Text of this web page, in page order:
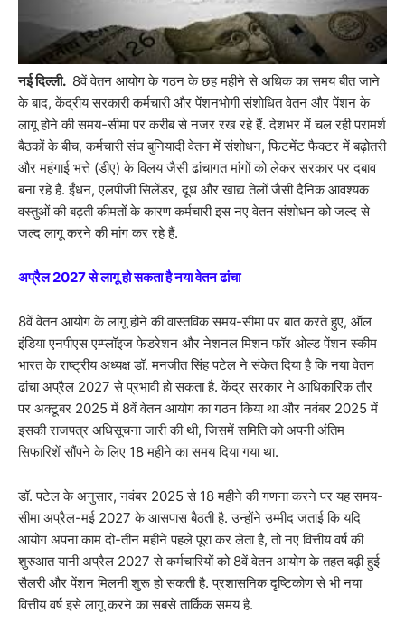
नई दिल्ली. 8वें वेतन आयोग के गठन के छह महीने से अधिक का समय बीत जाने
के बाद, केंद्रीय सरकारी कर्मचारी और पेंशनभोगी संशोधित वेतन और पेंशन के
लागू होने की समय-सीमा पर करीब से नजर रख रहे हैं. देशभर में चल रही परामर्श
बैठकों के बीच, कर्मचारी संघ बुनियादी वेतन में संशोधन, फिटमेंट फैक्टर में बढ़ोतरी
और महंगाई भत्ते (डीए) के विलय जैसी ढांचागत मांगों को लेकर सरकार पर दबाव
बना रहे हैं. ईंधन, एलपीजी सिलेंडर, दूध और खाद्य तेलों जैसी दैनिक आवश्यक
वस्तुओं की बढ़ती कीमतों के कारण कर्मचारी इस नए वेतन संशोधन को जल्द से
जल्द लागू करने की मांग कर रहे हैं.
अप्रैल 2027 से लागू हो सकता है नया वेतन ढांचा
8वें वेतन आयोग के लागू होने की वास्तविक समय-सीमा पर बात करते हुए, ऑल
इंडिया एनपीएस एम्प्लॉइज फेडरेशन और नेशनल मिशन फॉर ओल्ड पेंशन स्कीम
भारत के राष्ट्रीय अध्यक्ष डॉ. मनजीत सिंह पटेल ने संकेत दिया है कि नया वेतन
ढांचा अप्रैल 2027 से प्रभावी हो सकता है. केंद्र सरकार ने आधिकारिक तौर
पर अक्टूबर 2025 में 8वें वेतन आयोग का गठन किया था और नवंबर 2025 में
इसकी राजपत्र अधिसूचना जारी की थी, जिसमें समिति को अपनी अंतिम
सिफारिशें सौंपने के लिए 18 महीने का समय दिया गया था.
डॉ. पटेल के अनुसार, नवंबर 2025 से 18 महीने की गणना करने पर यह समय-
सीमा अप्रैल-मई 2027 के आसपास बैठती है. उन्होंने उम्मीद जताई कि यदि
आयोग अपना काम दो-तीन महीने पहले पूरा कर लेता है, तो नए वित्तीय वर्ष की
शुरुआत यानी अप्रैल 2027 से कर्मचारियों को 8वें वेतन आयोग के तहत बढ़ी हुई
सैलरी और पेंशन मिलनी शुरू हो सकती है. प्रशासनिक दृष्टिकोण से भी नया
वित्तीय वर्ष इसे लागू करने का सबसे तार्किक समय है.